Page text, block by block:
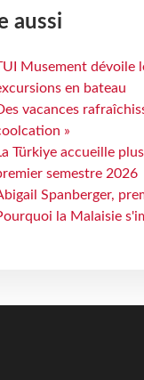
aussi
Musement dévoile
en bateau
vacances
»
Türkiye accueille
semestre 2026
Spanberger,
la Malaisie